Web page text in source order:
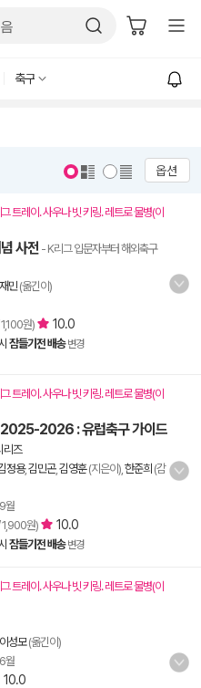
축구
옵션
트레이. 사우나 빗 키링. 레트로 물병(이
사전 - K리그 입문자부터 해외축구
민(옮긴이)
원) 10.0
잠들기전 배송 변경
트레이. 사우나 빗 키링. 레트로 물병(이
2026 : 유럽축구 가이드
즈
정용,김민곤, 김영훈(지은이), 한준희 (감
월
1,900원) 10.0
잠들기전 배송 변경
트레이. 사우나 빗 키링. 레트로 물병(이
이성모(옮긴이)
월
10.0